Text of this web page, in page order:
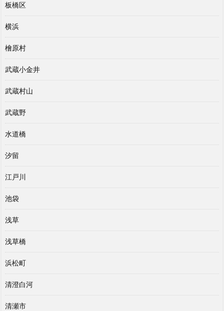
板橋区
横浜
檜原村
武蔵小金井
武蔵村山
武蔵野
水道橋
汐留
江戸川
池袋
浅草
浅草橋
浜松町
清澄白河
清瀬市